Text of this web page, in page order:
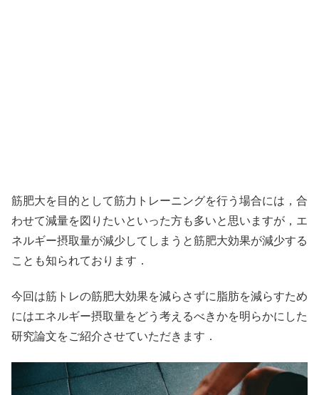
筋肥大を目的として筋力トレーニングを行う場合には，合
わせて減量を図りたいといった方も多いと思いますが，エ
ネルギー摂取量が減少してしまうと筋肥大効果が減少する
ことも知られております．
今回は筋トレの筋肥大効果を減らさずに脂肪を減らすため
にはエネルギー摂取量をどう考えるべきかを明らかにした
研究論文をご紹介させていただきます．